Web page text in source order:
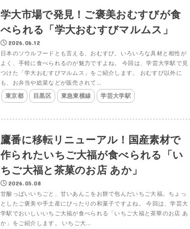
学大市場で発見！ご褒美おむすびが食
べられる「学大おむすびマルムス」
2026.06.12
日本のソウルフードとも言える、おむすび。いろいろな具材と相性が
よく、手軽に食べられるのが魅力ですよね。 今回は、学芸大学駅で見
つけた「学大おむすびマルムス」をご紹介します。 おむすび以外に
も、お弁当や総菜などが販売されて...
東京都 目黒区 東急東横線 学芸大学駅
鷹番に移転リニューアル！国産素材で
作られたいちご大福が食べられる「い
ちご大福と茶菓のお店 あか」
2026.05.08
甘酸っぱいいちごと、甘いあんこをお餅で包んだいちご大福。ちょっ
としたご褒美や手土産にぴったりの和菓子ですよね。 今回は、学芸大
学駅でおいしいいちご大福が食べられる「いちご大福と茶華のお店 あ
か」をご紹介します。 いちご大...